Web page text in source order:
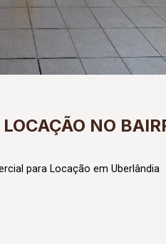
NO
para Locação em Uberlândia